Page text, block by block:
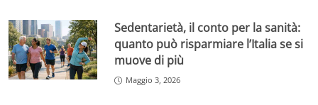
Sedentarietà, il conto per la sanità:
quanto può risparmiare l’Italia se si
muove di più
Maggio 3, 2026